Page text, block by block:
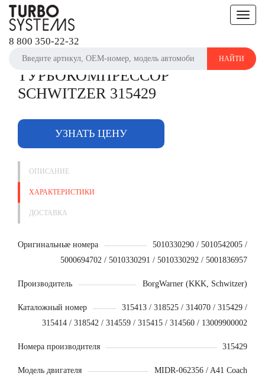
8 800 350-22-32
Toggle
НАЙТИ
Главная Турбины для грузовиков
Турбокомпрессор Schwitzer 315429
ТУРБОКОМПРЕССОР
SCHWITZER 315429
УЗНАТЬ ЦЕНУ
ОПИСАНИЕ
ХАРАКТЕРИСТИКИ
ДОСТАВКА
Оригинальные номера
5010330290 / 5010542005 /
5000694702 / 5010330291 / 5010330292 / 5001836957
Производитель BorgWarner (KKK, Schwitzer)
Каталожный номер
315413 / 318525 / 314070 / 315429 /
315414 / 318542 / 314559 / 315415 / 314560 / 13009900002
Номера производителя 315429
Модель двигателя MIDR-062356 / A41 Coach